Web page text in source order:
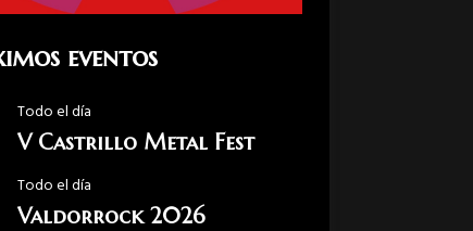
eventos
Todo el día
V Castrillo Metal Fest
Todo el día
Valdorrock 2026